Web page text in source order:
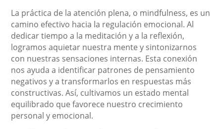
La práctica de la atención plena, o mindfulness, es un
camino efectivo hacia la regulación emocional. Al
dedicar tiempo a la meditación y a la reflexión,
logramos aquietar nuestra mente y sintonizarnos
con nuestras sensaciones internas. Esta conexión
nos ayuda a identificar patrones de pensamiento
negativos y a transformarlos en respuestas más
constructivas. Así, cultivamos un estado mental
equilibrado que favorece nuestro crecimiento
personal y emocional.